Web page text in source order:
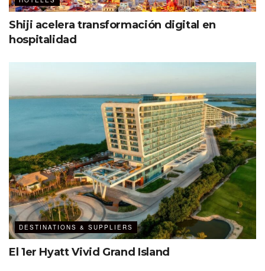
Shiji acelera transformación digital en
hospitalidad
DESTINATIONS & SUPPLIERS
El 1er Hyatt Vivid Grand Island